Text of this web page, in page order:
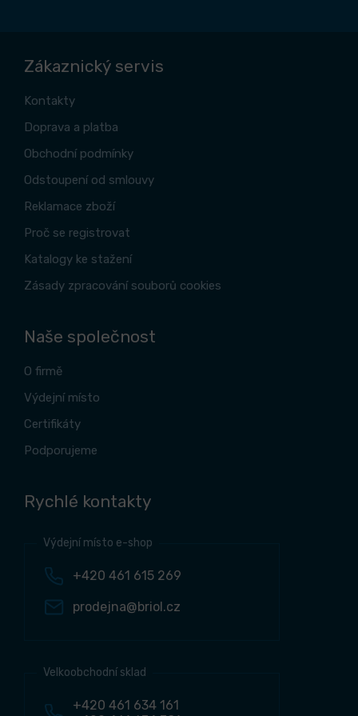
Zákaznický servis
Kontakty
Doprava a platba
Obchodní podmínky
Odstoupení od smlouvy
Reklamace zboží
Proč se registrovat
Katalogy ke stažení
Zásady zpracování souborů cookies
Naše společnost
O firmě
Výdejní místo
Certifikáty
Podporujeme
Rychlé kontakty
Výdejní místo e-shop
+420 461 615 269
prodejna@briol.cz
Velkoobchodní sklad
+420 461 634 161